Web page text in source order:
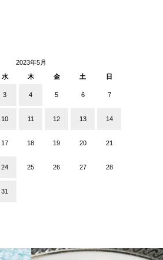
2023年5月
水 木 金 土 日
3 4 5 6 7
10 11 12 13 14
17 18 19 20 21
24 25 26 27 28
31